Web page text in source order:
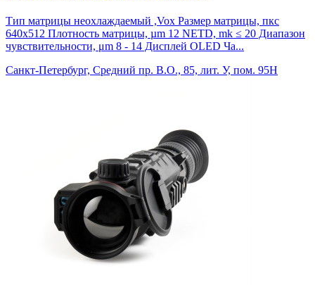
Тип матрицы неохлаждаемый ,Vox Размер матрицы, пкс
640x512 Плотность матрицы, µm 12 NETD, mk ≤ 20 Диапазон
чувствительности, μm 8 - 14 Дисплей OLED Ча...
Санкт-Петербург, Средний пр. В.О., 85, лит. У, пом. 95Н